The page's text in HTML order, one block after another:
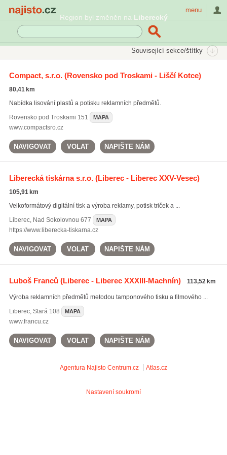
Region byl změněn na Liberecký
menu
Související sekce/štítky
potisk reklamních tašek
reklamní dárky(99)
Compact, s.r.o.(Rovensko pod Troskami - Liščí Kotce)
80,41 km
Nabídka lisování plastů a potisku reklamních předmětů.
Rovensko pod Troskami 151 MAPA
www.compactsro.cz
NAVIGOVAT VOLAT NAPIŠTE NÁM
Liberecká tiskárna s.r.o.(Liberec - Liberec XXV-Vesec)
105,91 km
Velkoformátový digitální tisk a výroba reklamy, potisk triček a ...
Liberec, Nad Sokolovnou 677 MAPA
https://www.liberecka-tiskarna.cz
NAVIGOVAT VOLAT NAPIŠTE NÁM
Luboš Franců(Liberec - Liberec XXXIII-Machnín) 113,52 km
Výroba reklamních předmětů metodou tamponového tisku a filmového ...
Liberec, Stará 108 MAPA
www.francu.cz
NAVIGOVAT VOLAT NAPIŠTE NÁM
Agentura Najisto Centrum.cz Atlas.cz
Nastavení soukromí